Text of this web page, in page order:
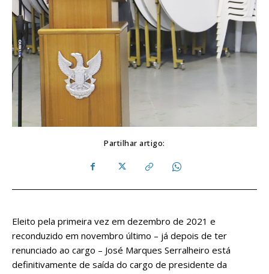
Partilhar artigo:
Eleito pela primeira vez em dezembro de 2021 e
reconduzido em novembro último – já depois de ter
renunciado ao cargo – José Marques Serralheiro está
definitivamente de saída do cargo de presidente da